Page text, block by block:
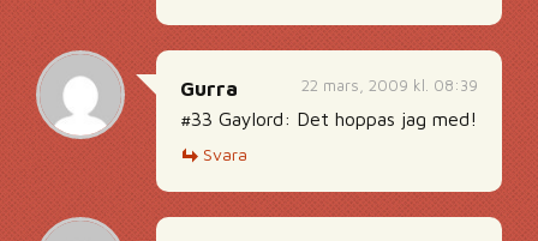
22 mars, 2009 kl. 08:39
Gurra
#33 Gaylord: Det hoppas jag med!
Svara